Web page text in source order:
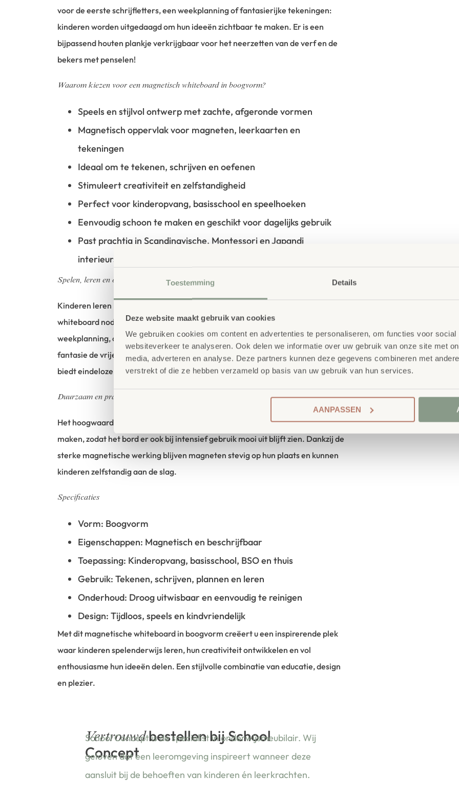
Toestemming Details
Deze website maakt gebruik van cookies
We gebruiken cookies om content en advertenties te personaliseren, om functies voor
websiteverkeer te analyseren. Ook delen we informatie over uw gebruik van onze site met
media, adverteren en analyse. Deze partners kunnen deze gegevens combineren met
verstrekt of die ze hebben verzameld op basis van uw gebruik van hun services.
AANPASSEN
voor de eerste schrijfletters, een weekplanning of fantasierijke tekeningen:
kinderen worden uitgedaagd om hun ideeën zichtbaar te maken. Er is een
bijpassend houten plankje verkrijgbaar voor het neerzetten van de verf en de
bekers met penselen!
Waarom kiezen voor een magnetisch whiteboard in boogvorm?
Speels en stijlvol ontwerp met zachte, afgeronde vormen
Magnetisch oppervlak voor magneten, leerkaarten en
tekeningen
Ideaal om te tekenen, schrijven en oefenen
Stimuleert creativiteit en zelfstandigheid
Perfect voor kinderopvang, basisschool en speelhoeken
Eenvoudig schoon te maken en geschikt voor dagelijks gebruik
Past prachtig in Scandinavische, Montessori en Japandi
interieurs
Spelen, leren en ontdekken
Kinderen leren het beste wanneer ze actief bezig zijn. Dit magnetische
whiteboard nodigt uit tot experimenteren en samenwerken. Maak samen een
weekplanning, oefen letters en cijfers of geef kinderen de vrijheid om hun
fantasie de vrije loop te laten. Het bord groeit mee met hun ontwikkeling en
biedt eindeloze mogelijkheden voor spelenderwijs leren.
Duurzaam en praktisch
Het hoogwaardige schrijfoppervlak is slijtvast en gemakkelijk schoon te
maken, zodat het bord er ook bij intensief gebruik mooi uit blijft zien. Dankzij de
sterke magnetische werking blijven magneten stevig op hun plaats en kunnen
kinderen zelfstandig aan de slag.
Specificaties
Vorm: Boogvorm
Eigenschappen: Magnetisch en beschrijfbaar
Toepassing: Kinderopvang, basisschool, BSO en thuis
Gebruik: Tekenen, schrijven, plannen en leren
Onderhoud: Droog uitwisbaar en eenvoudig te reinigen
Design: Tijdloos, speels en kindvriendelijk
Met dit magnetische whiteboard in boogvorm creëert u een inspirerende plek
waar kinderen spelenderwijs leren, hun creativiteit ontwikkelen en vol
enthousiasme hun ideeën delen. Een stijlvolle combinatie van educatie, design
en plezier.
Vertrouwdbestellen bij School
Concept
School Concept is de specialist in onderwijsmeubilair. Wij
geloven dat een leeromgeving inspireert wanneer deze
aansluit bij de behoeften van kinderen én leerkrachten.